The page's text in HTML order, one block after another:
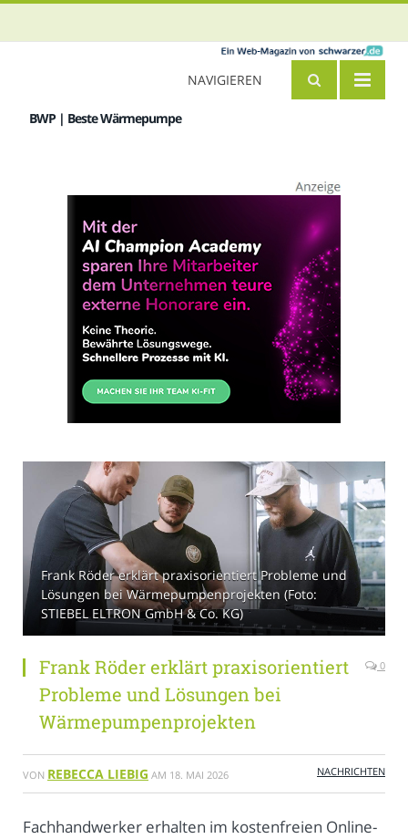
BWP | Beste Wärmepumpe
NAVIGIEREN
Frank Röder erklärt praxisorientiert Probleme und
Lösungen bei Wärmepumpenprojekten (Foto:
STIEBEL ELTRON GmbH & Co. KG)
Frank Röder erklärt praxisorientiert
Probleme und Lösungen bei
Wärmepumpenprojekten
0
VON REBECCA LIEBIG AM 18. MAI 2026 NACHRICHTEN
Fachhandwerker erhalten im kostenfreien Online-